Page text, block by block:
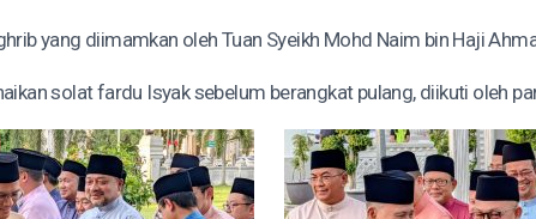
yang diimamkan oleh Tuan Syeikh Mohd Naim bin Haji
solat fardu Isyak sebelum berangkat pulang, diikuti oleh